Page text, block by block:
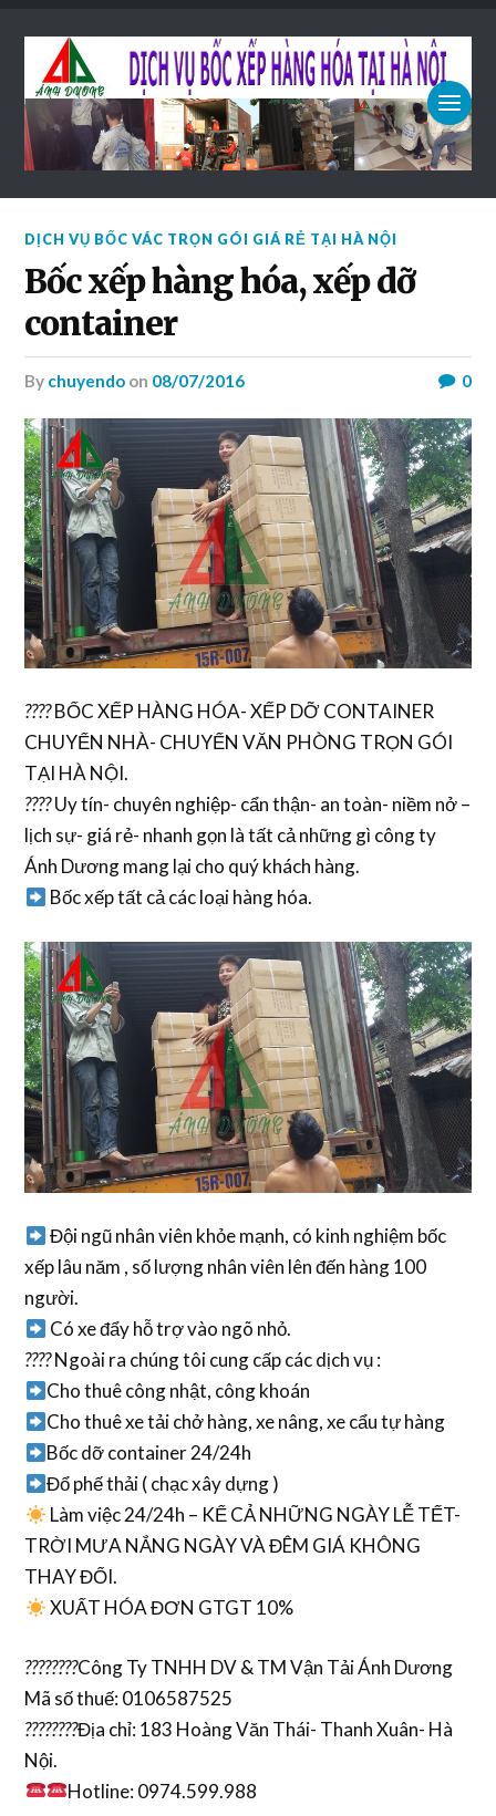
DỊCH VỤ BỐC VÁC TRỌN GÓI GIÁ RẺ TẠI HÀ NỘI
Bốc xếp hàng hóa, xếp dỡ
container
by chuyendo on 08/07/2016 0
????BỐC XẾP HÀNG HÓA- XẾP DỠ CONTAINER
CHUYỂN NHÀ- CHUYỂN VĂN PHÒNG TRỌN GÓI
TẠI HÀ NỘI.
????Uy tín- chuyên nghiệp- cẩn thận- an toàn- niềm nở –
lịch sự- giá rẻ- nhanh gọn là tất cả những gì công ty
Ánh Dương mang lại cho quý khách hàng.
Bốc xếp tất cả các loại hàng hóa.
Đội ngũ nhân viên khỏe mạnh, có kinh nghiệm bốc
xếp lâu năm , số lượng nhân viên lên đến hàng 100
người.
Có xe đẩy hỗ trợ vào ngõ nhỏ.
????Ngoài ra chúng tôi cung cấp các dịch vụ :
Cho thuê công nhật, công khoán
Cho thuê xe tải chở hàng, xe nâng, xe cẩu tự hàng
Bốc dỡ container 24/24h
Đổ phế thải ( chạc xây dựng )
Làm việc 24/24h – KỂ CẢ NHỮNG NGÀY LỄ TẾT-
TRỜI MƯA NẮNG NGÀY VÀ ĐÊM GIÁ KHÔNG
THAY ĐỔI.
XUẤT HÓA ĐƠN GTGT 10%
????????Công Ty TNHH DV & TM Vận Tải Ánh Dương
Mã số thuế: 0106587525
????????Địa chỉ: 183 Hoàng Văn Thái- Thanh Xuân- Hà
Nội.
Hotline: 0974.599.988